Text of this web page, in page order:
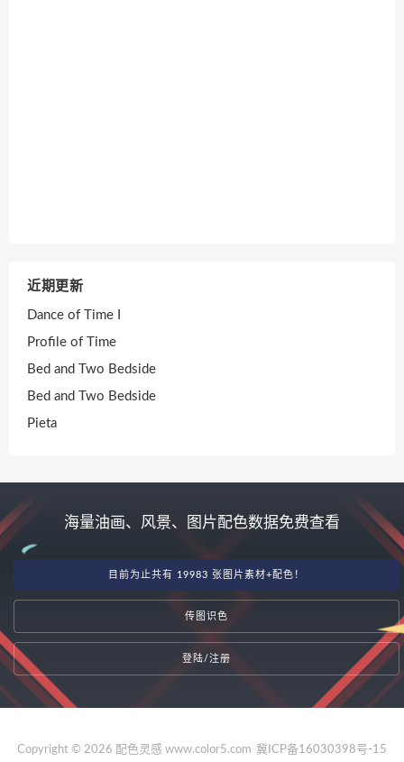
近期更新
Dance of Time I
Profile of Time
Bed and Two Bedside
Bed and Two Bedside
Pieta
海量油画、风景、图片配色数据免费查看
目前为止共有 19983 张图片素材+配色！
传图识色
登陆/注册
Copyright © 2026 配色灵感 www.color5.com 冀ICP备16030398号-15